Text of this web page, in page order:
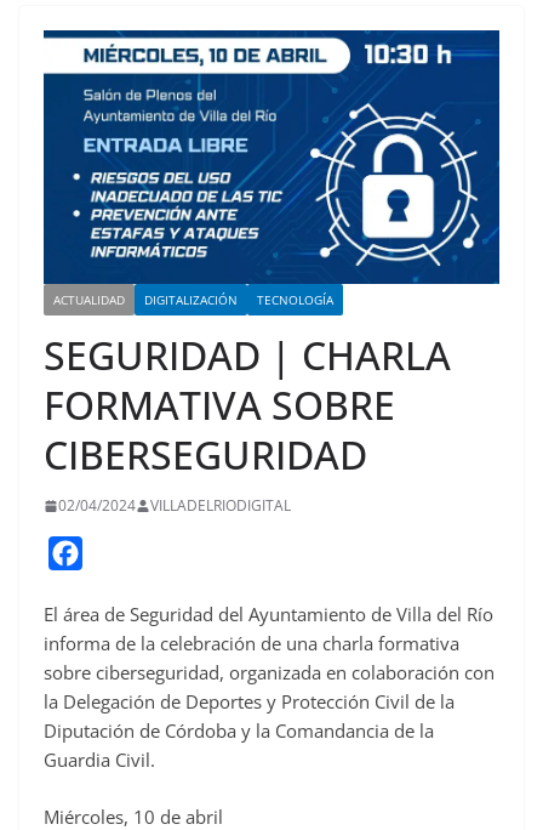
ACTUALIDAD DIGITALIZACIÓN TECNOLOGÍA
SEGURIDAD | CHARLA
FORMATIVA SOBRE
CIBERSEGURIDAD
02/04/2024 VILLADELRIODIGITAL
c
e
b
o
o
El área de Seguridad del Ayuntamiento de Villa del Río
informa de la celebración de una charla formativa
sobre ciberseguridad, organizada en colaboración con
la Delegación de Deportes y Protección Civil de la
Diputación de Córdoba y la Comandancia de la
Guardia Civil.
Miércoles, 10 de abril